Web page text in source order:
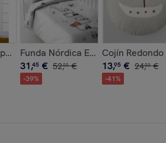
- Incluye 1/2 Fundas de
- Infantil - Cierre Solapa -
- Con Ojales - 100% Algodón -
Funda Nórdica Estampada -
31,45 € 52,00 €
-39%
Cojín
13,95 € 24,00 €
-41%